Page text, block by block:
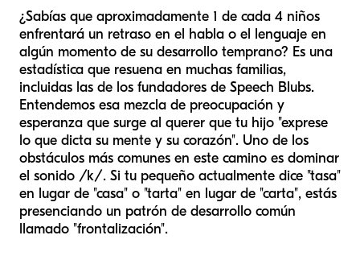
¿Sabías que aproximadamente 1 de cada 4 niños
enfrentará un retraso en el habla o el lenguaje en
algún momento de su desarrollo temprano? Es una
estadística que resuena en muchas familias,
incluidas las de los fundadores de Speech Blubs.
Entendemos esa mezcla de preocupación y
esperanza que surge al querer que tu hijo "exprese
lo que dicta su mente y su corazón". Uno de los
obstáculos más comunes en este camino es dominar
el sonido /k/. Si tu pequeño actualmente dice "tasa"
en lugar de "casa" o "tarta" en lugar de "carta", estás
presenciando un patrón de desarrollo común
llamado "frontalización".